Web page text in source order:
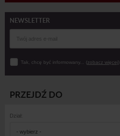
NEWSLETTER
Tak, chcę być informowany... (zobacz więcej)
PRZEJDŹ DO
Dział:
- wybierz -